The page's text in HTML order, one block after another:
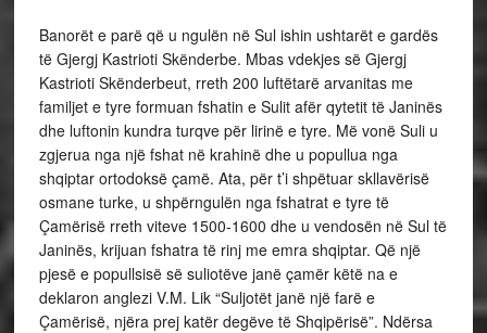
Banorët e parë që u ngulën në Sul ishin ushtarët e gardës
të Gjergj Kastrioti Skënderbe. Mbas vdekjes së Gjergj
Kastrioti Skënderbeut, rreth 200 luftëtarë arvanitas me
familjet e tyre formuan fshatin e Sulit afër qytetit të Janinës
dhe luftonin kundra turqve për lirinë e tyre. Më vonë Suli u
zgjerua nga një fshat në krahinë dhe u popullua nga
shqiptar ortodoksë çamë. Ata, për t’i shpëtuar skllavërisë
osmane turke, u shpërngulën nga fshatrat e tyre të
Çamërisë rreth viteve 1500-1600 dhe u vendosën në Sul të
Janinës, krijuan fshatra të rinj me emra shqiptar. Që një
pjesë e popullsisë së suliotëve janë çamër këtë na e
deklaron anglezi V.M. Lik “Suljotët janë një farë e
Çamërisë, njëra prej katër degëve të Shqipërisë”. Ndërsa